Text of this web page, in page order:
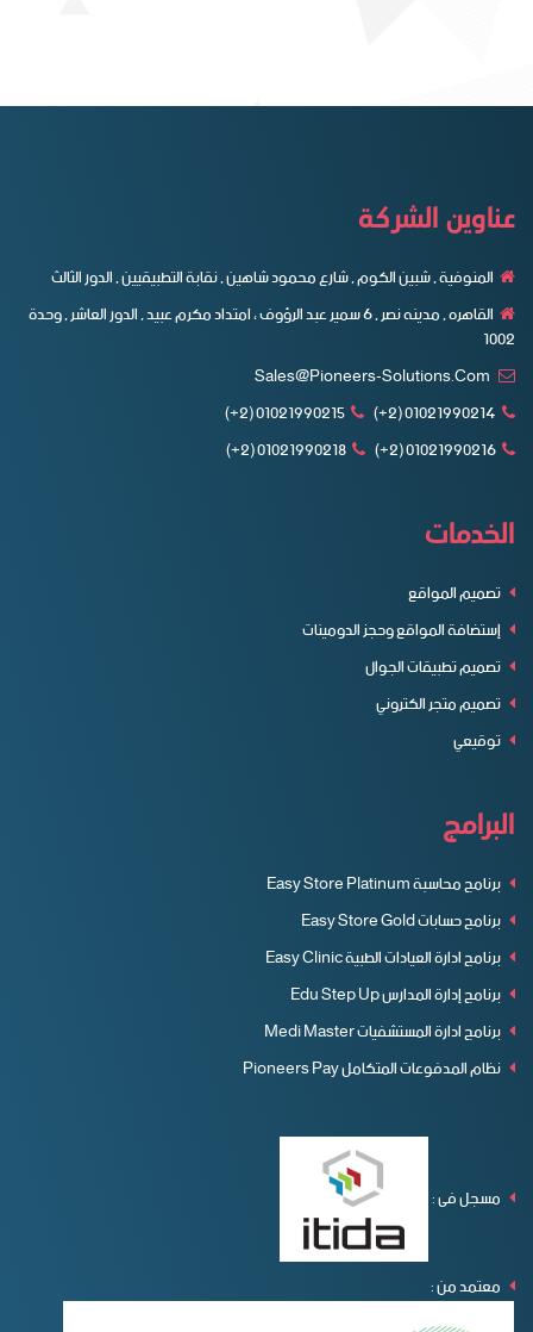
عناوين الشركة
المنوفية , شبين الكوم , شارع محمود شاهين , نقابة التطبيقيين , الدور الثالث
القاهره , مدينه نصر , ٦ سمير عبد الرؤوف ، امتداد مكرم عبيد , الدور العاشر , وحدة
1002
01021990214 (2+)
01021990215 (2+)
01021990216 (2+)
01021990218 (2+)
الخدمات
تصميم المواقع
إستضافة المواقع وحجز الدومينات
تصميم تطبيقات الجوال
تصميم متجر الكتروني
توقيعي
البرامج
برنامج محاسبة Easy Store Platinum
برنامج حسابات Easy Store Gold
برنامج ادارة العيادات الطبية Easy Clinic
برنامج إدارة المدارس Edu Step Up
برنامج ادارة المستشفيات Medi Master
نظام المدفوعات المتكامل Pioneers Pay
مسجل فى :
معتمد من :